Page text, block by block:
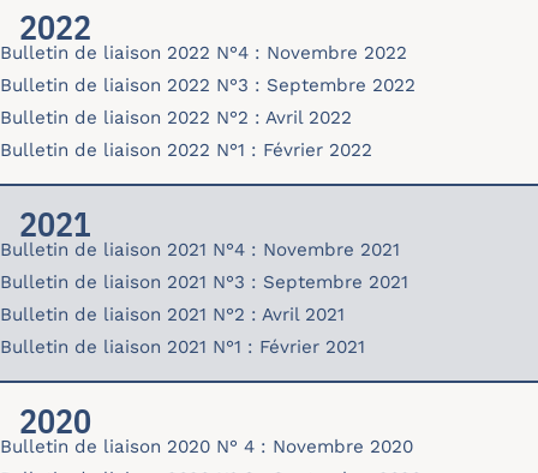
2022
Bulletin de liaison 2022 N°4 : Novembre 2022
bulletin-22-04.pdf
Bulletin de liaison 2022 N°3 : Septembre 2022
bulletin-22-03.pdf
Bulletin de liaison 2022 N°2 : Avril 2022
bulletin-22-02.pdf
Bulletin de liaison 2022 N°1 : Février 2022
bulletin-22-01.pdf
2021
Bulletin de liaison 2021 N°4 : Novembre 2021
bulletin-21-04.pdf
Bulletin de liaison 2021 N°3 : Septembre 2021
bulletin-21-03.pdf
Bulletin de liaison 2021 N°2 : Avril 2021
bulletin-21-02.pdf
Bulletin de liaison 2021 N°1 : Février 2021
bulletin-21-01.pdf
2020
Bulletin de liaison 2020 N° 4 : Novembre 2020
bulletin-20-04.pdf